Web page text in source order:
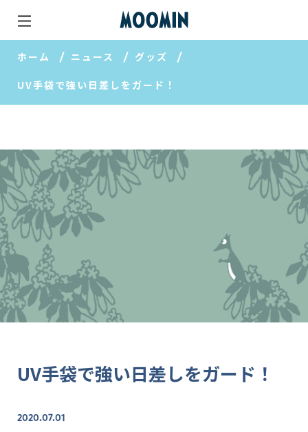
ホーム ニュース グッズ
UV手袋で強い日差しをガード！
UV手袋で強い日差しをガード！
2020.07.01